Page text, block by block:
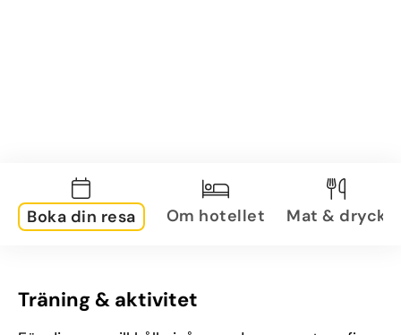
Boka din resa Om hotellet Mat & dryck
Träning & aktivitet